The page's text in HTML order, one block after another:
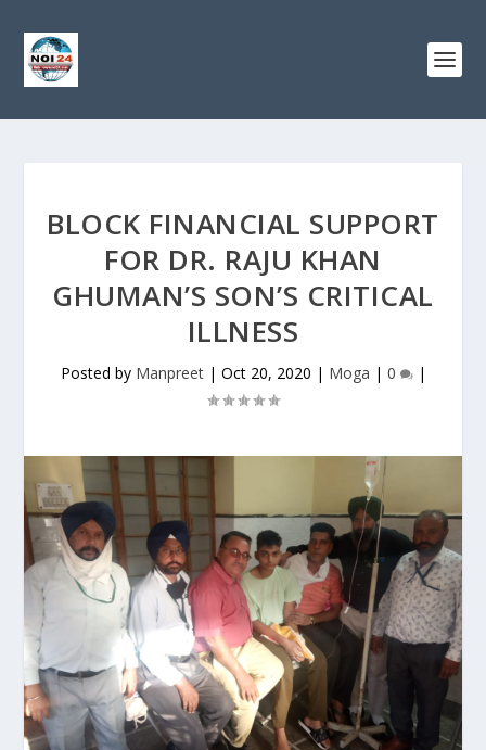
BLOCK FINANCIAL SUPPORT
FOR DR. RAJU KHAN
GHUMAN’S SON’S CRITICAL
ILLNESS
Posted by Manpreet| Oct 20, 2020 | Moga | 0 |